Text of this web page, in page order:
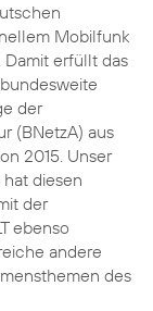
Mobilfunk
erfüllt das
der
(BNetzA) aus
2015. Unser
hat diesen
der
ebenso
andere
des